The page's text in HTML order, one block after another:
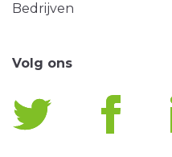
Bedrijven
Volg ons